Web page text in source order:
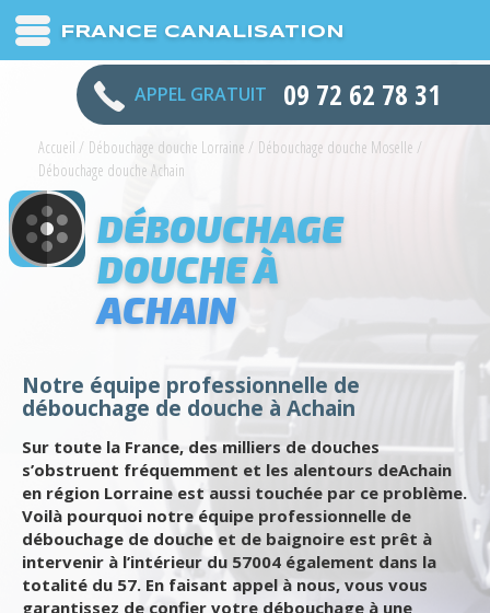
FRANCE CANALISATION
APPEL GRATUIT 09 72 62 78 31
Accueil / Débouchage douche Lorraine / Débouchage douche Moselle /
Débouchage douche Achain
DÉBOUCHAGE
DOUCHE À
ACHAIN
Notre équipe professionnelle de
débouchage de douche à Achain
Sur toute la France, des milliers de douches
s’obstruent fréquemment et les alentours deAchain
en région Lorraine est aussi touchée par ce problème.
Voilà pourquoi notre équipe professionnelle de
débouchage de douche et de baignoire est prêt à
intervenir à l’intérieur du 57004 également dans la
totalité du 57. En faisant appel à nous, vous vous
garantissez de confier votre débouchage à une